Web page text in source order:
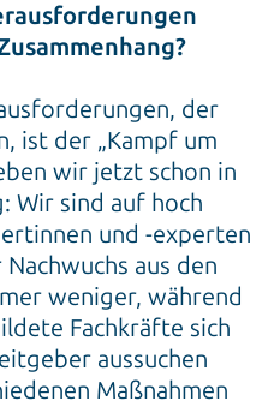
der
ist der „Kampf um
wir jetzt schon in
Wir sind auf hoch
und -experten
aus den
weniger, während
Fachkräfte sich
aussuchen
Maßnahmen